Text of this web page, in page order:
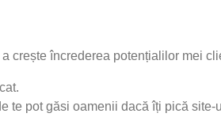
crește încrederea potențialilor mei
te pot găsi oamenii dacă îți pică